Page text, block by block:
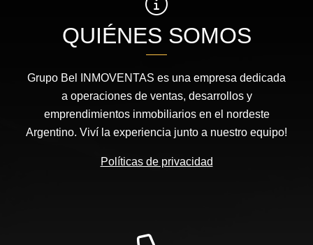
QUIÉNES SOMOS
Grupo Bel INMOVENTAS es una empresa dedicada
a operaciones de ventas, desarrollos y
emprendimientos inmobiliarios en el nordeste
Argentino. Viví la experiencia junto a nuestro equipo!
Políticas de privacidad